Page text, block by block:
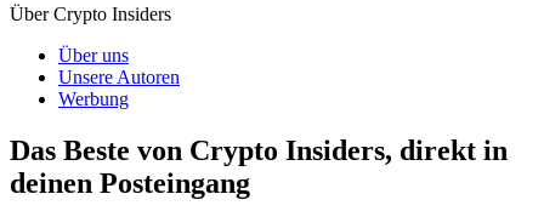
Über Crypto Insiders
Über uns
Unsere Autoren
Werbung
Das Beste von Crypto Insiders, direkt in
deinen Posteingang